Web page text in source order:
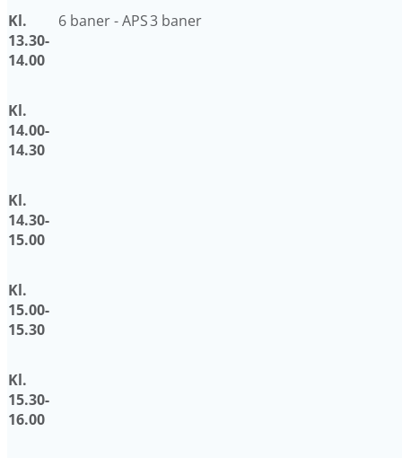
Kl.
13.30-
14.00
6 baner - APS3 baner
Kl.
14.00-
14.30
Kl.
14.30-
15.00
Kl.
15.00-
15.30
Kl.
15.30-
16.00